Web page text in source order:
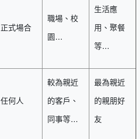
正式場合
職場、校
園…
生活應
用、聚餐
等…
任何人
較為親近
的客戶、
同事等…
最為親近
的親朋好
友